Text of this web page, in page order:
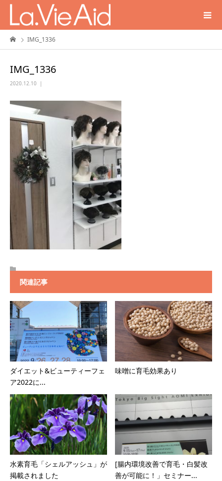
IMG_1336
IMG_1336
2020.12.10
関連記事
ダイエット&ビューティーフェ
ア2022に...
味噌に育毛効果あり
水素育毛「シェルアッシュ」が
掲載されました
[腸内環境改善で育毛・白髪改
善が可能に！」セミナー...